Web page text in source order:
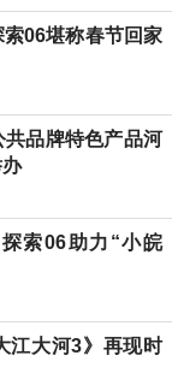
06堪称春节回家
共品牌特色产品河
索06助力“小皖
江大河3》再现时